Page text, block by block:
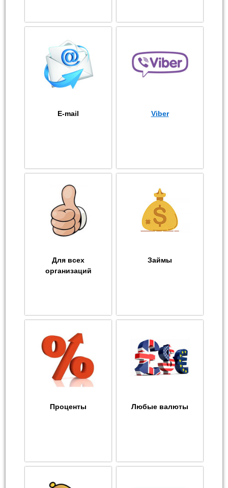
E-mail Viber
Для всех
организаций
Займы
Проценты Любые валюты